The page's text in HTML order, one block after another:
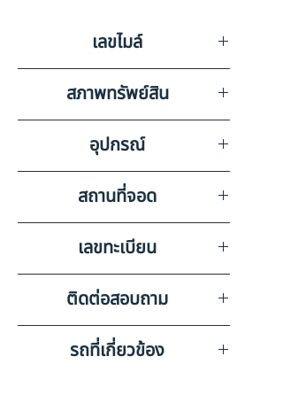
เลขไมล์
27730
สภาพทรัพย์สิน
มีรอยขีดข่วนตามสภาพการใช้งาน
อุปกรณ์
วิทยุ ลำโพง แบตเตอรี่ แอร์
สถานที่จอด
บริษัท สยามอินเตอร์การประมูล
จำกัด อุบลราชธานี
เลขทะเบียน
84-2579 อุบลราชธานี
ติดต่อสอบถาม
เบอร์ติดต่อฝ่ายขาย 098-253-
5968 หรือ 061-386-4375
รถที่เกี่ยวข้อง